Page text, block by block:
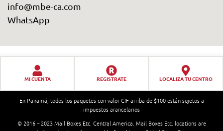
info@mbe-ca.com
WhatsApp
MI CUENTA REGISTRATE LOCALIZA TU CENTRO
En Panamá, todos los paquetes con valor CIF arriba de $100 están sujetos a
impuestos arancelarios
© 2016 – 2023 Mail Boxes Etc. Central America. Mail Boxes Etc. locations are